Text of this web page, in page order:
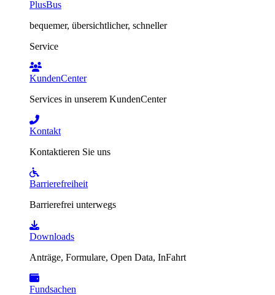
PlusBus
bequemer, übersichtlicher, schneller
Service
KundenCenter
Services in unserem KundenCenter
Kontakt
Kontaktieren Sie uns
Barrierefreiheit
Barrierefrei unterwegs
Downloads
Anträge, Formulare, Open Data, InFahrt
Fundsachen